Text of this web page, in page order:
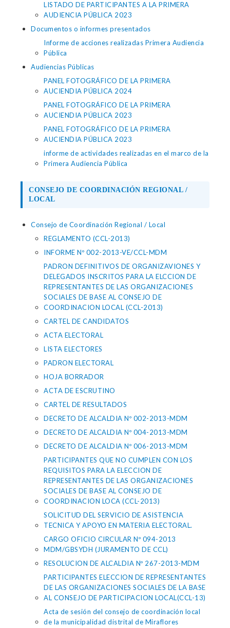
LISTADO DE PARTICIPANTES A LA PRIMERA
AUDIENCIA PÚBLICA 2023
Documentos o informes presentados
Informe de acciones realizadas Primera Audiencia
Pública
Audiencias Públicas
PANEL FOTOGRÁFICO DE LA PRIMERA
AUCIENDIA PÚBLICA 2024
PANEL FOTOGRÁFICO DE LA PRIMERA
AUCIENDIA PÚBLICA 2023
PANEL FOTOGRÁFICO DE LA PRIMERA
AUCIENDIA PÚBLICA 2023
informe de actividades realizadas en el marco de la
Primera Audiencia Pública
CONSEJO DE COORDINACIÓN REGIONAL /
LOCAL
Consejo de Coordinación Regional / Local
REGLAMENTO (CCL-2013)
INFORME Nº 002-2013-VE/CCL-MDM
PADRON DEFINITIVOS DE ORGANIZAVIONES Y
DELEGADOS INSCRITOS PARA LA ELCCION DE
REPRESENTANTES DE LAS ORGANIZACIONES
SOCIALES DE BASE AL CONSEJO DE
COORDINACION LOCAL (CCL-2013)
CARTEL DE CANDIDATOS
ACTA ELECTORAL
LISTA ELECTORES
PADRON ELECTORAL
HOJA BORRADOR
ACTA DE ESCRUTINO
CARTEL DE RESULTADOS
DECRETO DE ALCALDIA Nº 002-2013-MDM
DECRETO DE ALCALDIA Nº 004-2013-MDM
DECRETO DE ALCALDIA Nº 006-2013-MDM
PARTICIPANTES QUE NO CUMPLEN CON LOS
REQUISITOS PARA LA ELECCION DE
REPRESENTANTES DE LAS ORGANIZACIONES
SOCIALES DE BASE AL CONSEJO DE
COORDINACION LOCA (CCL-2013)
SOLICITUD DEL SERVICIO DE ASISTENCIA
TECNICA Y APOYO EN MATERIA ELECTORAL.
CARGO OFICIO CIRCULAR Nº 094-2013
MDM/GBSYDH (JURAMENTO DE CCL)
RESOLUCION DE ALCALDIA Nº 267-2013-MDM
PARTICIPANTES ELECCION DE REPRESENTANTES
DE LAS ORGANIZACIONES SOCIALES DE LA BASE
AL CONSEJO DE PARTICIPACION LOCAL(CCL-13)
Acta de sesión del consejo de coordinación local
de la municipalidad distrital de Miraflores